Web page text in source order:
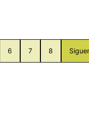
6 7 8